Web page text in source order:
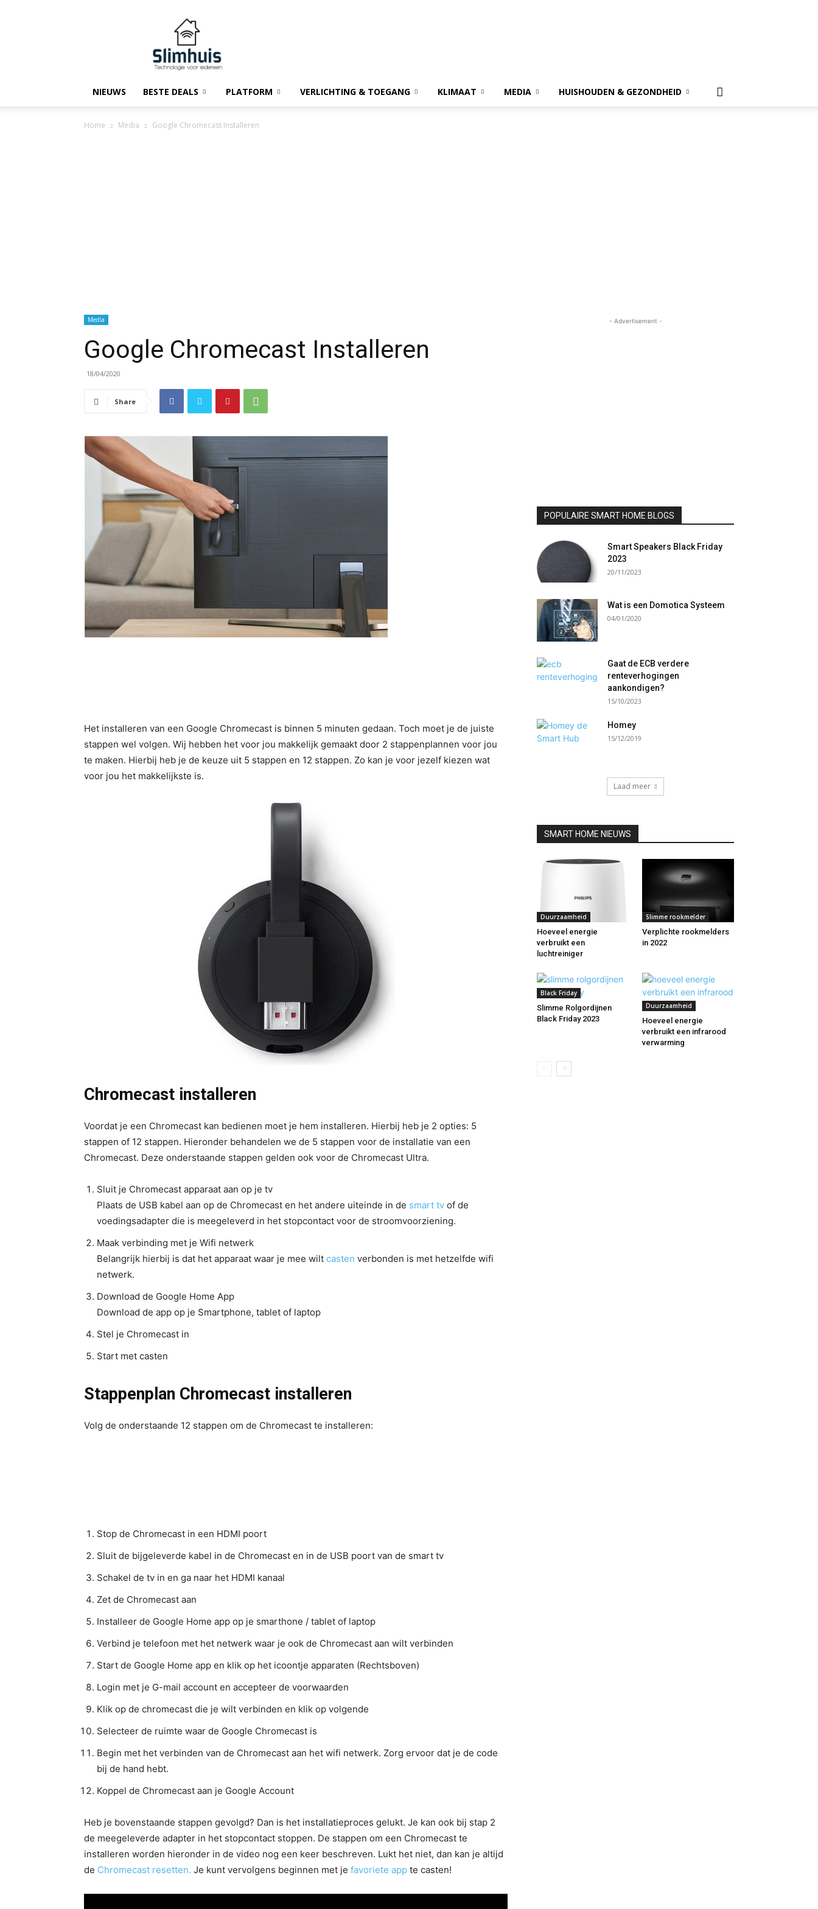
Slimhuis.tech
NIEUWS BESTE DEALS PLATFORM VERLICHTING & TOEGANG KLIMAAT MEDIA HUISHOUDEN & GEZONDHEID
Home Media Google Chromecast Installeren
Media
Google Chromecast Installeren
18/04/2020
Share
Het installeren van een Google Chromecast is binnen 5 minuten gedaan. Toch moet je de juiste
stappen wel volgen. Wij hebben het voor jou makkelijk gemaakt door 2 stappenplannen voor jou
te maken. Hierbij heb je de keuze uit 5 stappen en 12 stappen. Zo kan je voor jezelf kiezen wat
voor jou het makkelijkste is.
Chromecast installeren
Voordat je een Chromecast kan bedienen moet je hem installeren. Hierbij heb je 2 opties: 5
stappen of 12 stappen. Hieronder behandelen we de 5 stappen voor de installatie van een
Chromecast. Deze onderstaande stappen gelden ook voor de Chromecast Ultra.
Sluit je Chromecast apparaat aan op je tv
Plaats de USB kabel aan op de Chromecast en het andere uiteinde in de smart tv of de
voedingsadapter die is meegeleverd in het stopcontact voor de stroomvoorziening.
Maak verbinding met je Wifi netwerk
Belangrijk hierbij is dat het apparaat waar je mee wilt casten verbonden is met hetzelfde wifi
netwerk.
Download de Google Home App
Download de app op je Smartphone, tablet of laptop
Stel je Chromecast in
Start met casten
Stappenplan Chromecast installeren
Volg de onderstaande 12 stappen om de Chromecast te installeren:
Stop de Chromecast in een HDMI poort
Sluit de bijgeleverde kabel in de Chromecast en in de USB poort van de smart tv
Schakel de tv in en ga naar het HDMI kanaal
Zet de Chromecast aan
Installeer de Google Home app op je smarthone / tablet of laptop
Verbind je telefoon met het netwerk waar je ook de Chromecast aan wilt verbinden
Start de Google Home app en klik op het icoontje apparaten (Rechtsboven)
Login met je G-mail account en accepteer de voorwaarden
Klik op de chromecast die je wilt verbinden en klik op volgende
Selecteer de ruimte waar de Google Chromecast is
Begin met het verbinden van de Chromecast aan het wifi netwerk. Zorg ervoor dat je de code
bij de hand hebt.
Koppel de Chromecast aan je Google Account
Heb je bovenstaande stappen gevolgd? Dan is het installatieproces gelukt. Je kan ook bij stap 2
de meegeleverde adapter in het stopcontact stoppen. De stappen om een Chromecast te
installeren worden hieronder in de video nog een keer beschreven. Lukt het niet, dan kan je altijd
de Chromecast resetten. Je kunt vervolgens beginnen met je favoriete app te casten!
- Advertisement -
POPULAIRE SMART HOME BLOGS
Smart Speakers Black Friday
2023
20/11/2023
Wat is een Domotica Systeem
04/01/2020
Gaat de ECB verdere
renteverhogingen
aankondigen?
15/10/2023
Homey
15/12/2019
Laad meer
SMART HOME NIEUWS
Duurzaamheid
Hoeveel energie
verbruikt een
luchtreiniger
Slimme rookmelder
Verplichte rookmelders
in 2022
Black Friday
Slimme Rolgordijnen
Black Friday 2023
Duurzaamheid
Hoeveel energie
verbruikt een infrarood
verwarming